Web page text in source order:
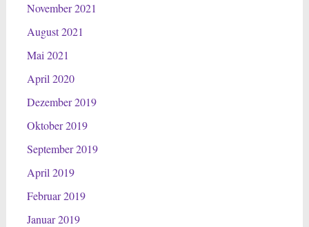
November 2021
August 2021
Mai 2021
April 2020
Dezember 2019
Oktober 2019
September 2019
April 2019
Februar 2019
Januar 2019